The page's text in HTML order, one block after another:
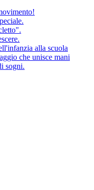
alla scuola
che unisce mani
sogni.